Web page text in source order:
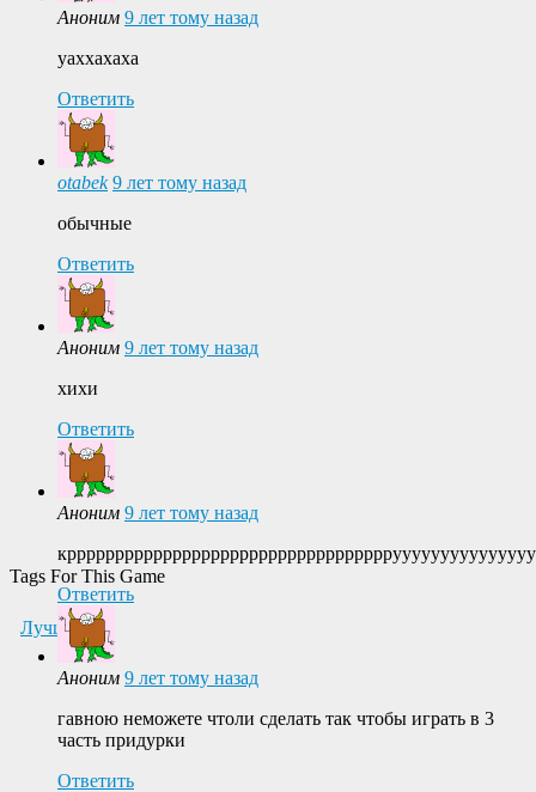
Tags For This Game
Лучшие
Аноним 9 лет тому назад
уаххахаха
Ответить
otabek 9 лет тому назад
обычные
Ответить
Аноним 9 лет тому назад
хихи
Ответить
Аноним 9 лет тому назад
Ответить
Аноним 9 лет тому назад
гавною неможете чтоли сделать так чтобы играть в 3
часть придурки
Ответить